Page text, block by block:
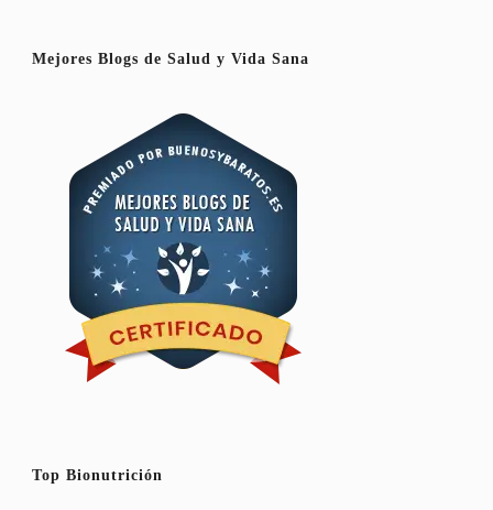
Mejores Blogs de Salud y Vida Sana
Top Bionutrición